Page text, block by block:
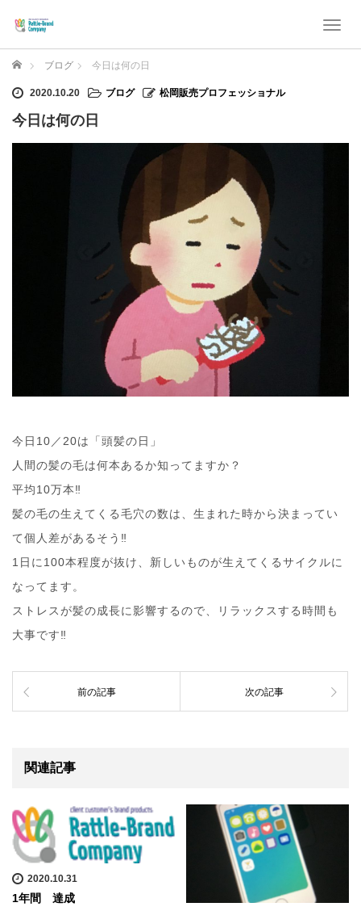
T
ホーム ブログ 今日は何の日
2020.10.20 ブログ 松岡販売プロフェッショナル
今日は何の日
今日10／20は「頭髪の日」
人間の髪の毛は何本あるか知ってますか？
平均10万本‼︎
髪の毛の生えてくる毛穴の数は、生まれた時から決まってい
て個人差があるそう‼︎
1日に100本程度が抜け、新しいものが生えてくるサイクルに
なってます。
ストレスが髪の成長に影響するので、リラックスする時間も
大事です‼︎
前の記事 次の記事
関連記事
2020.10.31
1年間 達成